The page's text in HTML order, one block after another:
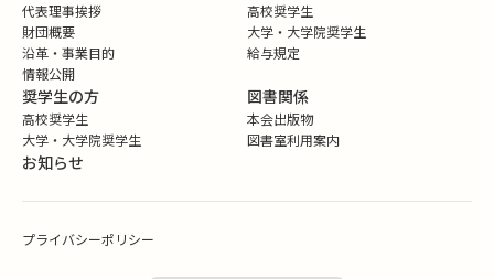
代表理事挨拶
財団概要
沿革・事業目的
情報公開
高校奨学生
大学・大学院奨学生
給与規定
奨学生の方
高校奨学生
大学・大学院奨学生
図書関係
本会出版物
図書室利用案内
お知らせ
プライバシーポリシー